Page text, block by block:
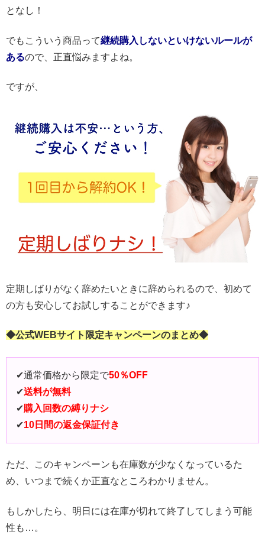
となし！
でもこういう商品って継続購入しないといけないルールが
あるので、正直悩みますよね。
ですが、
定期しばりがなく辞めたいときに辞められるので、初めて
の方も安心してお試しすることができます♪
◆公式WEBサイト限定キャンペーンのまとめ◆
✔︎通常価格から限定で50％OFF
✔︎送料が無料
✔︎購入回数の縛りナシ
✔︎10日間の返金保証付き
ただ、このキャンペーンも在庫数が少なくなっているた
め、いつまで続くか正直なところわかりません。
もしかしたら、明日には在庫が切れて終了してしまう可能
性も…。